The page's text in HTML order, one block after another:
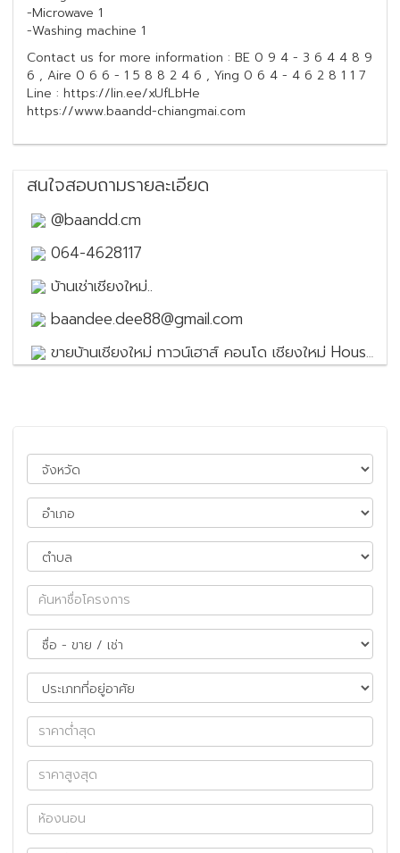
-Microwave 1
-Washing machine 1
Contact us for more information : BE 0 9 4 - 3 6 4 4 8 9
6 , Aire 0 6 6 - 1 5 8 8 2 4 6 , Ying 0 6 4 - 4 6 2 8 1 1 7
Line : https://lin.ee/xUfLbHe
https://www.baandd-chiangmai.com
สนใจสอบถามรายละเอียด
@baandd.cm
064-4628117
บ้านเช่าเชียงใหม่..
baandee.dee88@gmail.com
ขายบ้านเชียงใหม่ ทาวน์เฮาส์ คอนโด เชียงใหม่ House for sale in Chiang Mai